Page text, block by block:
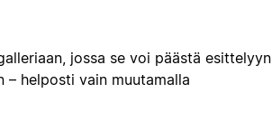
jossa se voi päästä esittelyyn
helposti vain muutamalla